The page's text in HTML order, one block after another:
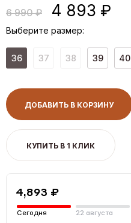
6 990 ₽ 4 893 ₽
Выберите размер:
36 37 38 39 40
ДОБАВИТЬ В КОРЗИНУ
КУПИТЬ В 1 КЛИК
4,893 ₽
Сегодня 22 августа